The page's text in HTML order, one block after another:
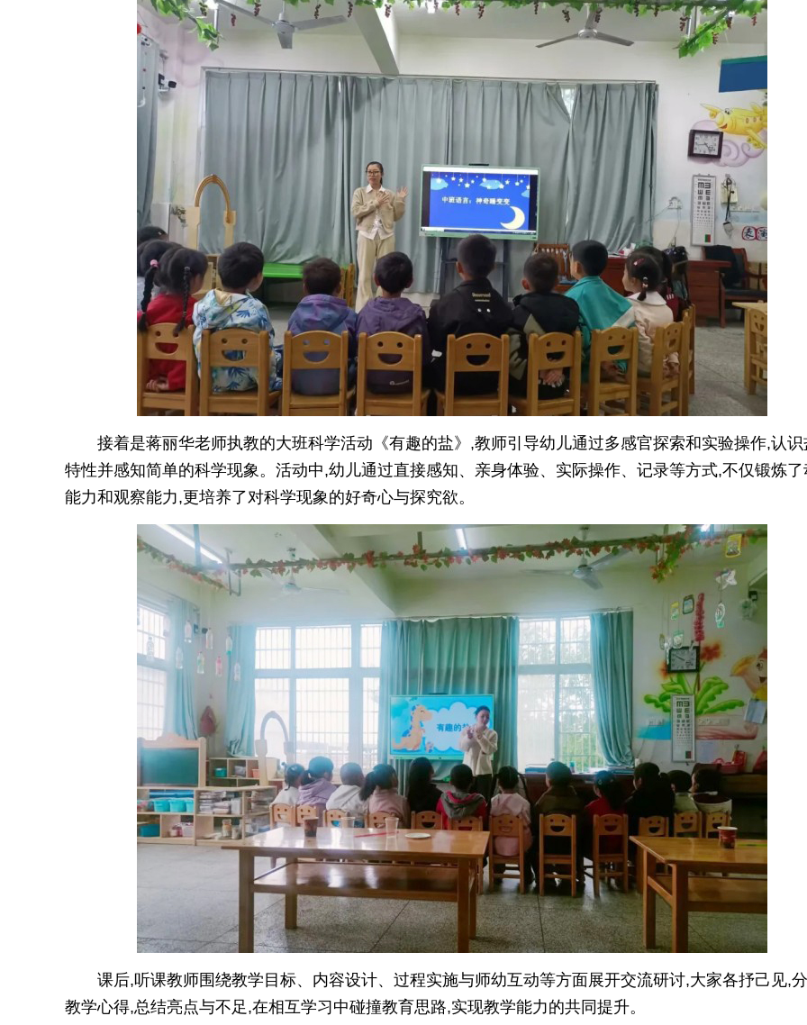
接着是蒋丽华老师执教的大班科学活动《有趣的盐》,教师引导幼儿通过多感官探索和实验操作,认识
特性并感知简单的科学现象。活动中,幼儿通过直接感知、亲身体验、实际操作、记录等方式,不仅锻炼了
能力和观察能力,更培养了对科学现象的好奇心与探究欲。
课后,听课教师围绕教学目标、内容设计、过程实施与师幼互动等方面展开交流研讨,大家各抒己见,
教学心得,总结亮点与不足,在相互学习中碰撞教育思路,实现教学能力的共同提升。